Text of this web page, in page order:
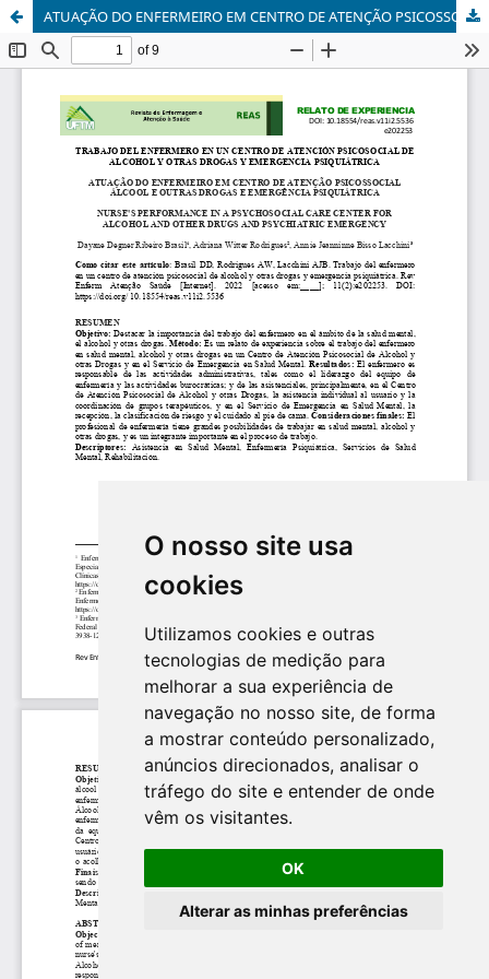
O nosso site usa
cookies
Utilizamos cookies e outras
tecnologias de medição para
melhorar a sua experiência de
navegação no nosso site, de forma
a mostrar conteúdo personalizado,
anúncios direcionados, analisar o
tráfego do site e entender de onde
vêm os visitantes.
OK
Alterar as minhas preferências
ATUAÇÃO DO ENFERMEIRO EM CENTRO DE ATENÇÃO PSICOSSOCIAL ÁLCOOL E OUTRAS DROGAS E EMERGÊNCIA PSIQUIÁTRICA